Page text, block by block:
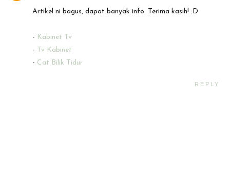
Artikel ni bagus, dapat banyak info. Terima kasih! :D
- Kabinet Tv
- Tv Kabinet
- Cat Bilik Tidur
REPLY